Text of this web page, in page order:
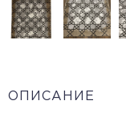
ОПИСАНИЕ